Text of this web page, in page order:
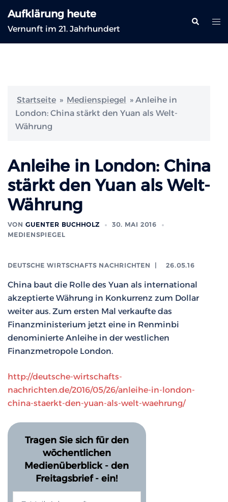
Inhalt
springen
Aufklärung heute
Vernunft im 21. Jahrhundert
Suche
Startseite » Medienspiegel » Anleihe in
London: China stärkt den Yuan als Welt-
Währung
Anleihe in London: China
stärkt den Yuan als Welt-
Währung
VON GUENTER BUCHHOLZ
30. MAI 2016
MEDIENSPIEGEL
DEUTSCHE WIRTSCHAFTS NACHRICHTEN 26.05.16
China baut die Rolle des Yuan als international
akzeptierte Währung in Konkurrenz zum Dollar
weiter aus. Zum ersten Mal verkaufte das
Finanzministerium jetzt eine in Renminbi
denominierte Anleihe in der westlichen
Finanzmetropole London.
http://deutsche-wirtschafts-
nachrichten.de/2016/05/26/anleihe-in-london-
china-staerkt-den-yuan-als-welt-waehrung/
Tragen Sie sich für den
wöchentlichen
Medienüberblick - den
Freitagsbrief - ein!